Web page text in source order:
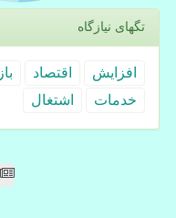
تگهای نیازگاه
افزایش اقتصاد
خدمات
اشتغال